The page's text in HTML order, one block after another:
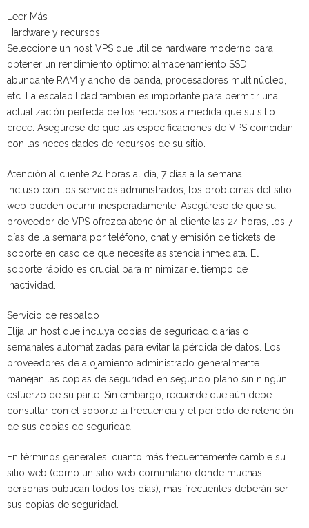
Leer Más
Hardware y recursos
Seleccione un host VPS que utilice hardware moderno para
obtener un rendimiento óptimo: almacenamiento SSD,
abundante RAM y ancho de banda, procesadores multinúcleo,
etc. La escalabilidad también es importante para permitir una
actualización perfecta de los recursos a medida que su sitio
crece. Asegúrese de que las especificaciones de VPS coincidan
con las necesidades de recursos de su sitio.
Atención al cliente 24 horas al día, 7 días a la semana
Incluso con los servicios administrados, los problemas del sitio
web pueden ocurrir inesperadamente. Asegúrese de que su
proveedor de VPS ofrezca atención al cliente las 24 horas, los 7
días de la semana por teléfono, chat y emisión de tickets de
soporte en caso de que necesite asistencia inmediata. El
soporte rápido es crucial para minimizar el tiempo de
inactividad.
Servicio de respaldo
Elija un host que incluya copias de seguridad diarias o
semanales automatizadas para evitar la pérdida de datos. Los
proveedores de alojamiento administrado generalmente
manejan las copias de seguridad en segundo plano sin ningún
esfuerzo de su parte. Sin embargo, recuerde que aún debe
consultar con el soporte la frecuencia y el período de retención
de sus copias de seguridad.
En términos generales, cuanto más frecuentemente cambie su
sitio web (como un sitio web comunitario donde muchas
personas publican todos los días), más frecuentes deberán ser
sus copias de seguridad.